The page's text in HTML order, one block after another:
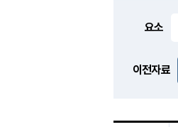
요소
이전자료